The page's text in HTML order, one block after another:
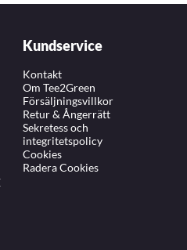
Kundservice
Kontakt
Om Tee2Green
Försäljningsvillkor
Retur & Ångerrätt
Sekretess och
integritetspolicy
Cookies
Radera Cookies